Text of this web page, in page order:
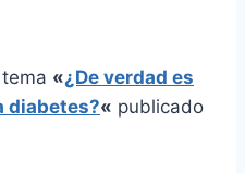
«¿De verdad es
diabetes?« publicado